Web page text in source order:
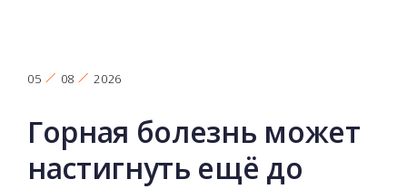
05 08 2026
Горная болезнь может
настигнуть ещё до